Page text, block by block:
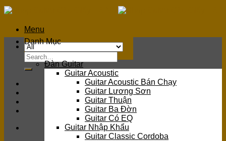
Skip
to
contentMenu
Search
for:
Danh Mục
Đàn Guitar
Guitar Acoustic
Guitar Acoustic Bán Chạy
Guitar Lương Sơn
Guitar Thuận
Guitar Ba Đờn
Guitar Có EQ
Guitar Nhập Khẩu
Guitar Classic Cordoba